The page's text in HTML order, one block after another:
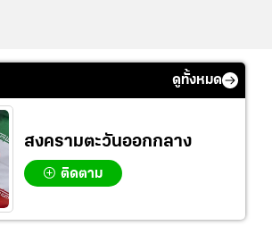
ดูทั้งหมด
สงครามตะวันออกกลาง
ติดตาม